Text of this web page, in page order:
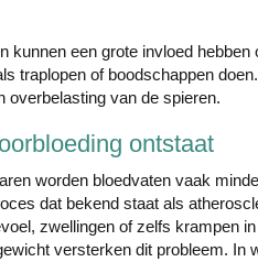
kunnen een grote invloed
traplopen of boodschappen
overbelasting van de spieren.
ontstaat
worden bloedvaten vaak
dat bekend staat als
zwellingen of zelfs krampen
versterken dit probleem. In